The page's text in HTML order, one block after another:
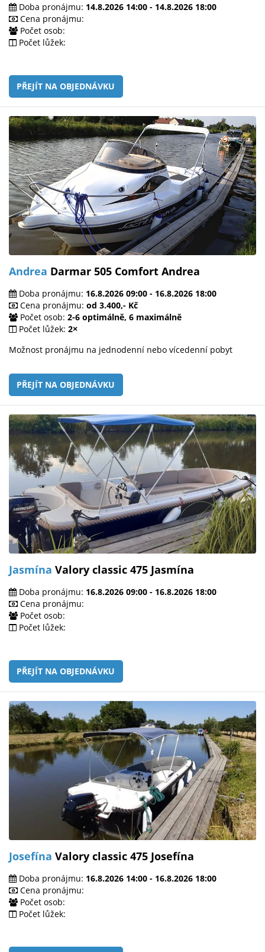
Doba pronájmu: 14.8.2026 14:00 - 14.8.2026 18:00
Cena pronájmu:
Počet osob:
Počet lůžek:
PŘEJÍT NA OBJEDNÁVKU
Andrea Darmar 505 Comfort Andrea
Doba pronájmu: 16.8.2026 09:00 - 16.8.2026 18:00
Cena pronájmu: od 3.400,- Kč
Počet osob: 2-6 optimálně, 6 maximálně
Počet lůžek: 2×
Možnost pronájmu na jednodenní nebo vícedenní pobyt
PŘEJÍT NA OBJEDNÁVKU
Jasmína Valory classic 475 Jasmína
Doba pronájmu: 16.8.2026 09:00 - 16.8.2026 18:00
Cena pronájmu:
Počet osob:
Počet lůžek:
PŘEJÍT NA OBJEDNÁVKU
Josefína Valory classic 475 Josefína
Doba pronájmu: 16.8.2026 14:00 - 16.8.2026 18:00
Cena pronájmu:
Počet osob:
Počet lůžek: